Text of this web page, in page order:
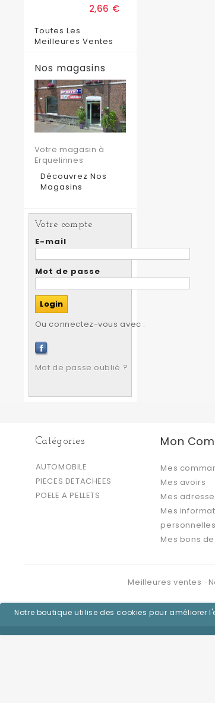
Notre boutique utilise des cookies pour
2,66 €
Toutes Les
Meilleures Ventes
Nos magasins
Votre magasin à
Erquelinnes
Découvrez Nos
Magasins
Votre compte
E-mail
Mot de passe
Ou connectez-vous avec :
Mot de passe oublié ?
Catégories
AUTOMOBILE
PIECES DETACHEES
POELE A PELLETS
Mon
Mes
Mes avoirs
Mes
Mes
personnelles
Mes bons
Meilleures ventes
©2026 - Logiciel e-commerce par PrestaShop™